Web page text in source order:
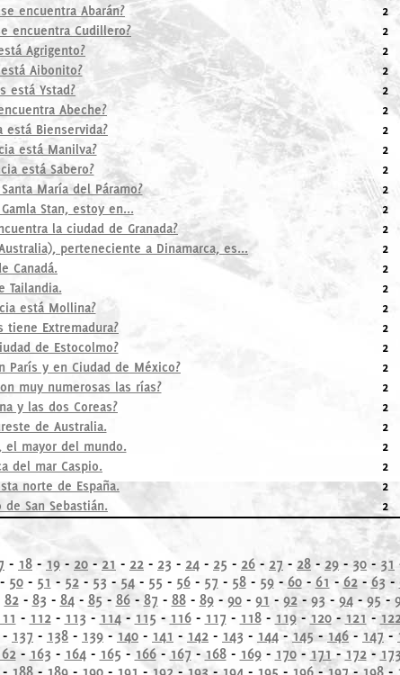
encuentra Abarán? 2
encuentra Cudillero? 2
Agrigento? 2
Aibonito? 2
está Ystad? 2
Abeche? 2
está Bienservida? 2
está Manilva? 2
está Sabero? 2
María del Páramo? 2
Stan, estoy en... 2
la ciudad de Granada? 2
perteneciente a Dinamarca, es... 2
Canadá. 2
Tailandia. 2
está Mollina? 2
tiene Extremadura? 2
de Estocolmo? 2
París y en Ciudad de México? 2
muy numerosas las rías? 2
y las dos Coreas? 2
de Australia. 2
el mayor del mundo. 2
del mar Caspio. 2
norte de España. 2
San Sebastián. 2
- 18 - 19 - 20 -21 - 22 - 23 - 24 - 25 - 26 - 27 - 28 - 29 - 30 - 31
50- 51 - 52- 53 - 54- 55 - 56- 57 - 58- 59- 60- 61 - 62- 63-
82- 83 - 84- 85 - 86- 87 - 88- 89- 90- 91 - 92- 93- 94- 95-
- 112- 113 - 114- 115 - 116- 117 - 118- 119-120- 121 -
- 137 - 138 - 139 - 140 - 141 - 142 - 143 - 144- 145 -146- 147 -
- 163 - 164- 165 - 166- 167 -168- 169- 170- 171 - 172- 173
- 188 - 189 - 190 - 191 - 192 - 193 - 194 - 195 - 196-197 - 198-